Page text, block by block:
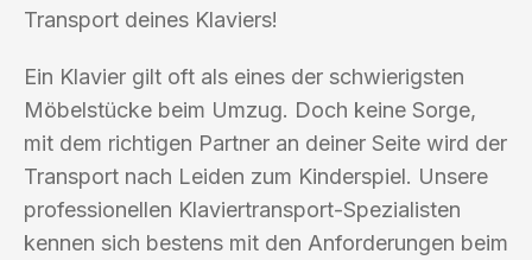
Transport deines Klaviers!
Ein Klavier gilt oft als eines der schwierigsten
Möbelstücke beim Umzug. Doch keine Sorge,
mit dem richtigen Partner an deiner Seite wird der
Transport nach Leiden zum Kinderspiel. Unsere
professionellen Klaviertransport-Spezialisten
kennen sich bestens mit den Anforderungen beim